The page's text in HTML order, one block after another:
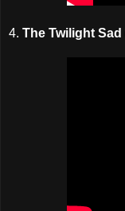
4. The Twilight Sad